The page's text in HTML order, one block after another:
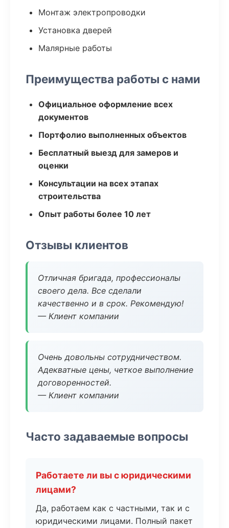
Монтаж электропроводки
Установка дверей
Малярные работы
Преимущества работы с нами
Официальное оформление всех
документов
Портфолио выполненных объектов
Бесплатный выезд для замеров и
оценки
Консультации на всех этапах
строительства
Опыт работы более 10 лет
Отзывы клиентов
Отличная бригада, профессионалы
своего дела. Все сделали
качественно и в срок. Рекомендую!
— Клиент компании
Очень довольны сотрудничеством.
Адекватные цены, четкое выполнение
договоренностей.
— Клиент компании
Часто задаваемые вопросы
Работаете ли вы с юридическими
лицами?
Да, работаем как с частными, так и с
юридическими лицами. Полный пакет